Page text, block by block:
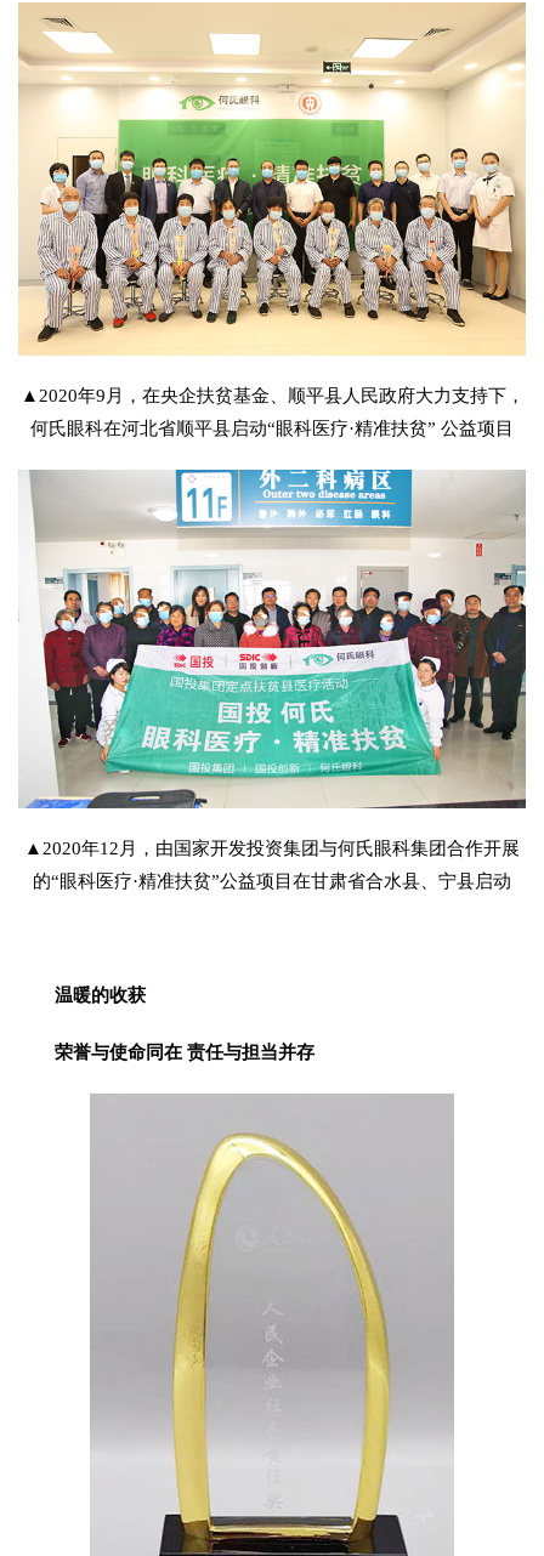
▲2020年9月，在央企扶贫基金、顺平县人民政府大力支持下，
何氏眼科在河北省顺平县启动“眼科医疗·精准扶贫” 公益项目
▲2020年12月，由国家开发投资集团与何氏眼科集团合作开展
的“眼科医疗·精准扶贫”公益项目在甘肃省合水县、宁县启动
温暖的收获
荣誉与使命同在 责任与担当并存